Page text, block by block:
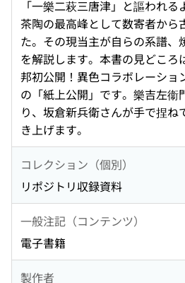
「一樂二萩三唐津」と謳われ
茶陶の最高峰として数寄者から
た。その現当主が自らの系譜、
を解説します。本書の見どころ
邦初公開！異色コラボレーショ
の「紙上公開」です。樂吉左衞
り、坂倉新兵衛さんが手で捏
き上げます。
コレクション（個別）
リポジトリ収録資料
一般注記（コンテンツ）
電子書籍
製作者